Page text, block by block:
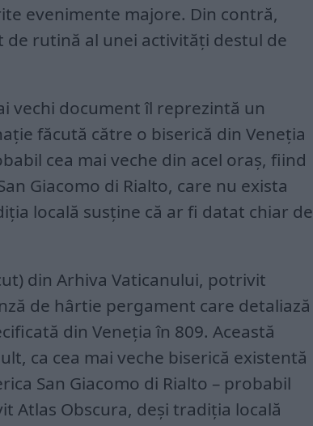
evenimente majore. Din contră,
rutină al unei activități destul de
vechi document îl reprezintă un
făcută către o biserică din Veneția
cea mai veche din acel oraș, fiind
Giacomo di Rialto, care nu exista
locală susține că ar fi datat chiar de
din Arhiva Vaticanului, potrivit
de hârtie pergament care detaliază
din Veneția în 809. Această
ca cea mai veche biserică existentă
San Giacomo di Rialto – probabil
Atlas Obscura, deși tradiția locală